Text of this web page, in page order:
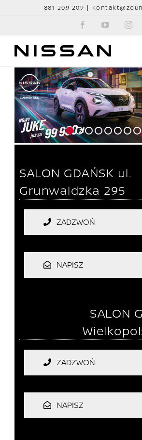
881 209 209 |
FacebookYouTube
SALON GDAŃSK ul.
Grunwaldzka 295
ZADZWOŃ
NAPISZ
SALON
ZADZWOŃ
NAPISZ